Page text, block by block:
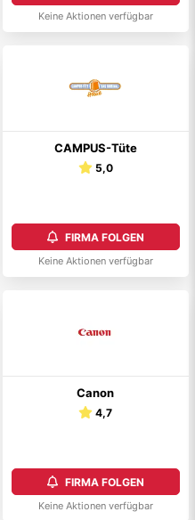
Keine Aktionen verfügbar
CAMPUS-Tüte
5,0
FIRMA FOLGEN
Keine Aktionen verfügbar
Canon
4,7
FIRMA FOLGEN
Keine Aktionen verfügbar